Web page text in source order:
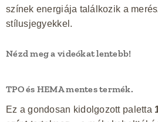
színek energiája találkozik a
stílusjegyekkel.
Nézd meg a videókat lentebb!
TPO és HEMA mentes termék.
Ez a gondosan kidolgozott paletta